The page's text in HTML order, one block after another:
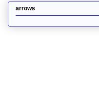
arrows